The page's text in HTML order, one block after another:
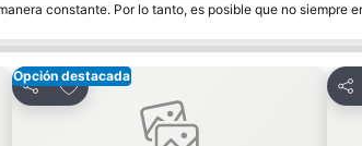
constante. Por lo tanto, es posible que no siempre
Opción destacada
Compartir
Agregar a favoritos